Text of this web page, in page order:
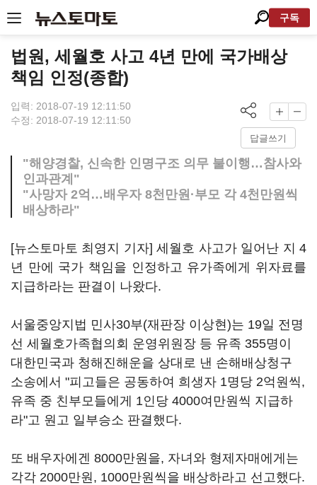
구독
법원, 세월호 사고 4년 만에 국가배상
책임 인정(종합)
입력: 2018-07-19 12:11:50
수정: 2018-07-19 12:11:50
답글쓰기
"해양경찰, 신속한 인명구조 의무 불이행…참사와
인과관계"
"사망자 2억…배우자 8천만원·부모 각 4천만원씩
배상하라"
[뉴스토마토 최영지 기자] 세월호 사고가 일어난 지 4
년 만에 국가 책임을 인정하고 유가족에게 위자료를
지급하라는 판결이 나왔다.
서울중앙지법 민사30부(재판장 이상현)는 19일 전명
선 세월호가족협의회 운영위원장 등 유족 355명이
대한민국과 청해진해운을 상대로 낸 손해배상청구
소송에서 "피고들은 공동하여 희생자 1명당 2억원씩,
유족 중 친부모들에게 1인당 4000여만원씩 지급하
라"고 원고 일부승소 판결했다.
또 배우자에겐 8000만원을, 자녀와 형제자매에게는
각각 2000만원, 1000만원씩을 배상하라고 선고했다.